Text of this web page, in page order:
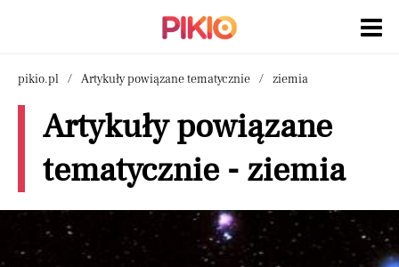
pikio.pl Artykuły powiązane tematycznie ziemia
Artykuły powiązane
tematycznie - ziemia